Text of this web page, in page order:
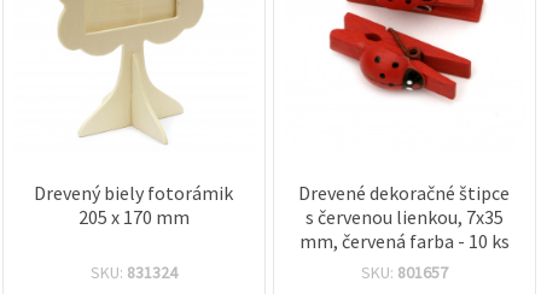
Drevený biely fotorámik
205 x 170 mm
SKU: 831324
Drevené dekoračné štipce
s červenou lienkou, 7x35
mm, červená farba - 10 ks
SKU: 801657